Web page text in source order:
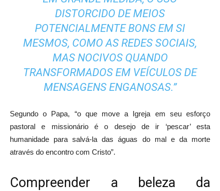
DISTORCIDO DE MEIOS
POTENCIALMENTE BONS EM SI
MESMOS, COMO AS REDES SOCIAIS,
MAS NOCIVOS QUANDO
TRANSFORMADOS EM VEÍCULOS DE
MENSAGENS ENGANOSAS.”
Segundo o Papa, “o que move a Igreja em seu esforço
pastoral e missionário é o desejo de ir ‘pescar’ esta
humanidade para salvá-la das águas do mal e da morte
através do encontro com Cristo”.
Compreender a beleza da